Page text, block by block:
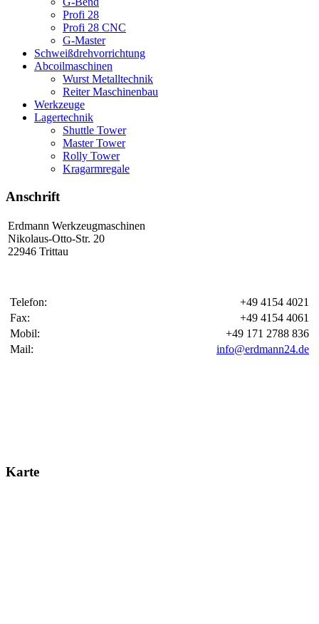
Profi 28
Profi 28 CNC
G-Master
Schweißdrehvorrichtung
Abcoilmaschinen
Wurst Metalltechnik
Reiter Maschinenbau
Werkzeuge
Lagertechnik
Shuttle Tower
Master Tower
Rolly Tower
Kragarmregale
Anschrift
Erdmann Werkzeugmaschinen
Nikolaus-Otto-Str. 20
22946 Trittau
Telefon:
+49 4154 4021
Fax:
+49 4154 4061
Mobil:
+49 171 2788 836
Mail:
info@erdmann24.de
Karte